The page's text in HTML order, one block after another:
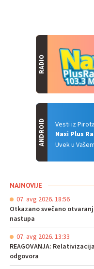
RADIO
Vesti iz
Naxi Plus
Uvek u
ANDROID
NAJNOVIJE
07. avg 2026. 18:56
Otkazano svečano
nastupa
07. avg 2026. 13:33
REAGOVANJA:
odgovora